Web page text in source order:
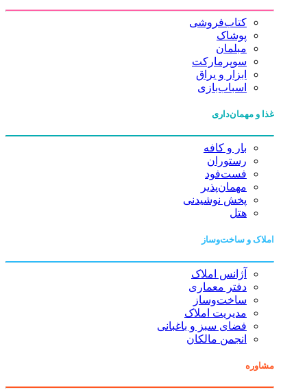
کتاب‌فروشی
پوشاک
مبلمان
سوپرمارکت
ابزار و یراق
اسباب‌بازی
غذا و مهمان‌داری
بار و کافه
رستوران
فست‌فود
مهمان‌پذیر
پخش نوشیدنی
هتل
املاک و ساخت‌وساز
آژانس املاک
دفتر معماری
ساخت‌وساز
مدیریت املاک
فضای سبز و باغبانی
انجمن مالکان
مشاوره